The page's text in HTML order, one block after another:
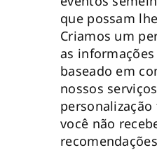
que possam
Criamos um
as
baseado em
nossos
você não